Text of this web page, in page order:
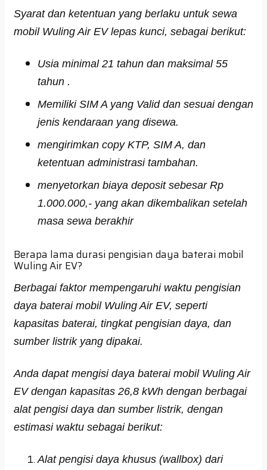
Syarat dan ketentuan yang berlaku untuk sewa
mobil Wuling Air EV lepas kunci, sebagai berikut:
Usia minimal 21 tahun dan maksimal 55
tahun .
Memiliki SIM A yang Valid dan sesuai dengan
jenis kendaraan yang disewa.
mengirimkan copy KTP, SIM A, dan
ketentuan administrasi tambahan.
menyetorkan biaya deposit sebesar Rp
1.000.000,- yang akan dikembalikan setelah
masa sewa berakhir
Berapa lama durasi pengisian daya baterai mobil
Wuling Air EV?
Berbagai faktor mempengaruhi waktu pengisian
daya baterai mobil Wuling Air EV, seperti
kapasitas baterai, tingkat pengisian daya, dan
sumber listrik yang dipakai.
Anda dapat mengisi daya baterai mobil Wuling Air
EV dengan kapasitas 26,8 kWh dengan berbagai
alat pengisi daya dan sumber listrik, dengan
estimasi waktu sebagai berikut:
Alat pengisi daya khusus (wallbox) dari